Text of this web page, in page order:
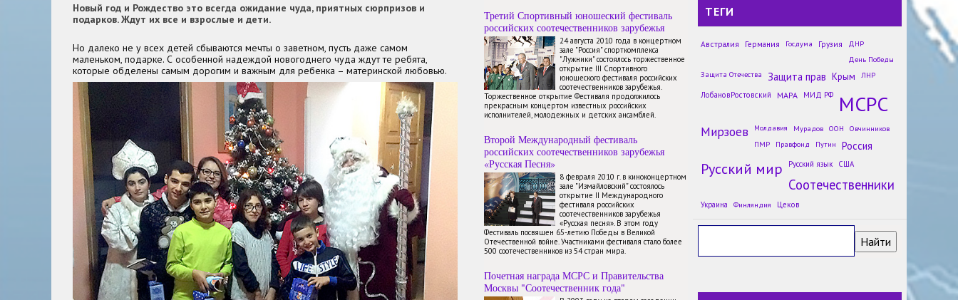
Новый год и Рождество это всегда ожидание чуда, приятных сюрпризов и
подарков. Ждут их все и взрослые и дети.
Но далеко не у всех детей сбываются мечты о заветном, пусть даже самом
маленьком, подарке. С особенной надеждой новогоднего чуда ждут те ребята,
которые обделены самым дорогим и важным для ребенка – материнской любовью.
Третий Спортивный юношеский фестиваль
российских соотечественников зарубежья
24 августа 2010 года в концертном
зале "Россия" спорткомплекса
"Лужники" состоялось торжественное
открытие III Спортивного
юношеского фестиваля российских
соотечественников зарубежья.
Торжественное открытие Фестиваля продолжилось
прекрасным концертом известных российских
исполнителей, молодежных и детских ансамблей.
Второй Международный фестиваль
российских соотечественников зарубежья
«Русская Песня»
8 февраля 2010 г. в киноконцертном
зале "Измайловский" состоялось
открытие II Международного
фестиваля российских
соотечественников зарубежья
«Русская песня». В этом году
Фестиваль посвящен 65-летию Победы в Великой
Отечественной войне. Участниками фестиваля стало более
500 соотечественников из 54 стран мира.
Почетная награда МСРС и Правительства
Москвы "Соотечественник года"
ТЕГИ
Австралия Германия Госдума Грузия
ДНР
День Победы
Защита Отечества Защита прав Крым
ЛНР
ЛобановРостовский
МАРА МИД РФ МСРС
Мирзоев Молдавия Мурадов ООН
Овчинников
ПМР
Правфонд Путин Россия
Русский мир Русский язык США
Соотечественники
Украина Финляндия Цеков
рассказали о России
Новости
На мать украинского военного
Львовской области
Названы русские слова, где
чаще всего неправильно ставят
Новости
властей по поводу открытия
Новости